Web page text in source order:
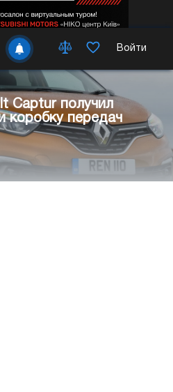
Войти
Captur получил
коробку передач